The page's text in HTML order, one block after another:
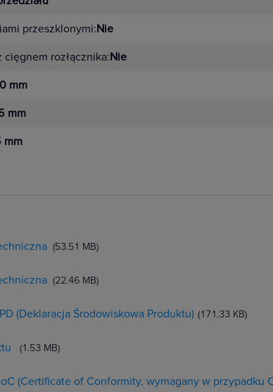
przeszklonymi:Nie
cięgnem rozłącznika:Nie
mm
mm
mm
(53.51 MB)
(22.46 MB)
(Deklaracja Środowiskowa Produktu) (171.33 KB)
(1.53 MB)
(Certificate of Conformity, wymagany w przypadku